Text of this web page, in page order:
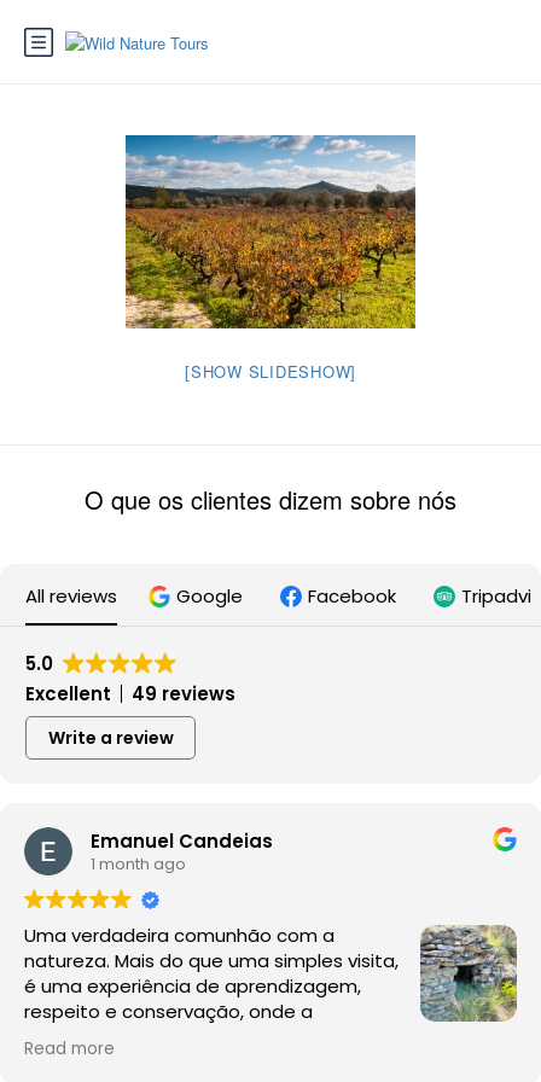
[SHOW SLIDESHOW]
O que os clientes dizem sobre nós
All reviews Google Facebook
5.0
Excellent
49 reviews
Write a review
Candeias
ago
comunhão com a
do que uma simples visita,
de aprendizagem,
onde a
da fauna e da flora acontece
natural, sem perturbações.
What a
Wildlife